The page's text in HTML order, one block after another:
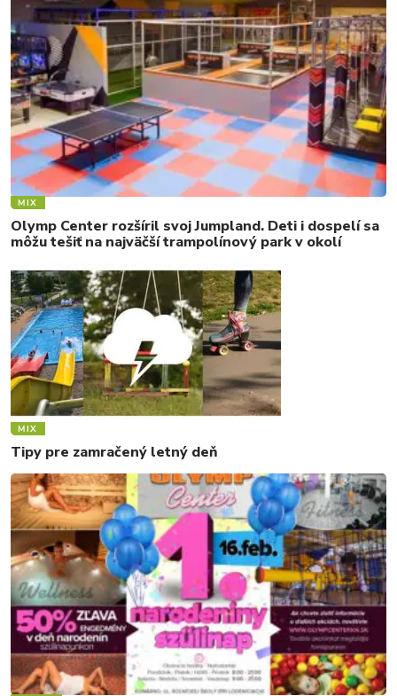
MIX
Olymp Center rozšíril svoj Jumpland. Deti i dospelí sa
môžu tešiť na najväčší trampolínový park v okolí
MIX
Tipy pre zamračený letný deň